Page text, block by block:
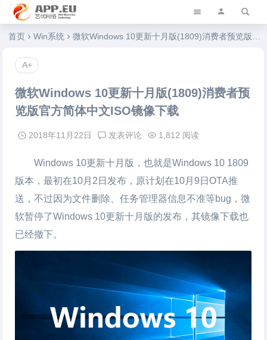
艺优软件乐园
首页 Win系统 微软Windows 10更新十月版(1809)消费者预览版官方简体中文ISO镜像下载
微软Windows 10更新十月版(1809)消费者预
览版官方简体中文ISO镜像下载
2018年11月22日 发表评论 1,812 阅读
Windows 10更新十月版，也就是Windows 10 1809
版本，最初在10月2日发布，原计划在10月9日OTA推
送，不过因为文件删除、任务管理器信息不准等bug，微
软暂停了Windows 10更新十月版的发布，其镜像下载也
已经撤下。
A+